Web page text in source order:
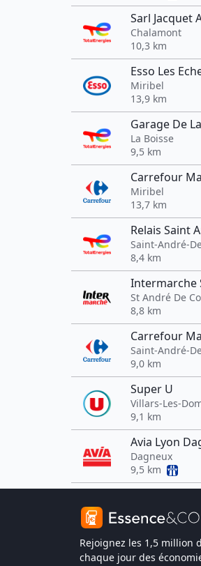
Sarl Jacquet
Chalamont
10,3 km
Esso Les
Miribel
13,9 km
Garage De
La Boisse
9,5 km
Carrefour
Miribel
13,7 km
Relais Saint
Saint-André-
8,4 km
Intermarche
St André De
8,8 km
Carrefour
Saint-André-
9,0 km
Super U
Villars-Les-
9,1 km
Avia Lyon
Dagneux
9,5 km
Rejoignez les 1,5 million
chaque jour des